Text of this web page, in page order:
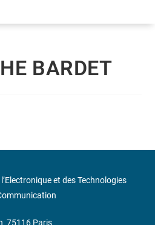
BARDET
et des Technologies
75116 Paris